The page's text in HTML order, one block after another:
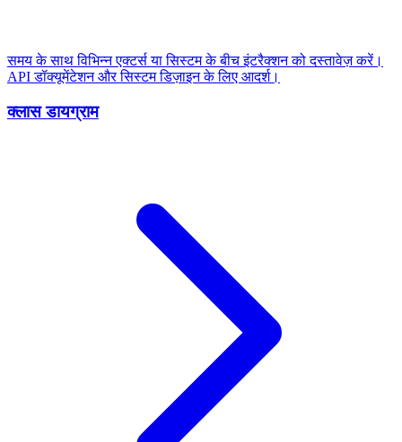
समय के साथ विभिन्न एक्टर्स या सिस्टम के बीच इंटरैक्शन को दस्तावेज़ करें।
API डॉक्यूमेंटेशन और सिस्टम डिज़ाइन के लिए आदर्श।
क्लास डायग्राम